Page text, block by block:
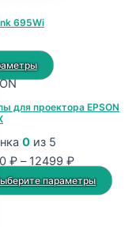
695Wi
Этот
имеет
вариаций.
Опции
можно
выбрать
для проектора EPSON
0 из 5
₽ – 12499 ₽Диапазон
цен:
2560 ₽
параметры